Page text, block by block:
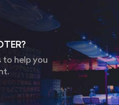
to help you